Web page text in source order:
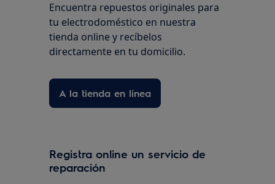
Encuentra repuestos originales para
tu electrodoméstico en nuestra
tienda online y recíbelos
directamente en tu domicilio.
A la tienda en línea
Registra online un servicio de
reparación